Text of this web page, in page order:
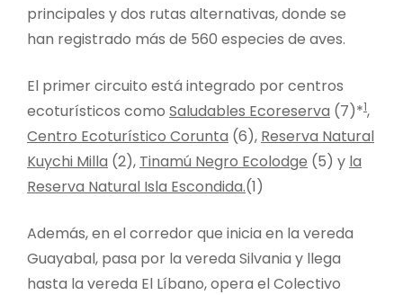
principales y dos rutas alternativas, donde se
han registrado más de 560 especies de aves.
El primer circuito está integrado por centros
ecoturísticos como Saludables Ecoreserva (7)*1,
Centro Ecoturístico Corunta (6), Reserva Natural
Kuychi Milla (2), Tinamú Negro Ecolodge (5) y la
Reserva Natural Isla Escondida.(1)
Además, en el corredor que inicia en la vereda
Guayabal, pasa por la vereda Silvania y llega
hasta la vereda El Líbano, opera el Colectivo